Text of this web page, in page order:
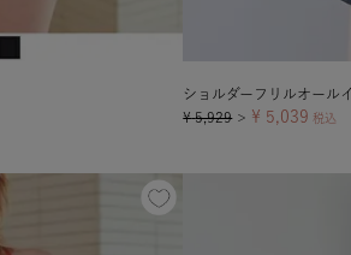
¥ 5,929 ＞ ¥ 5,039 税込